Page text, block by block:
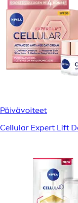
Päivävoiteet
Cellular Expert Lift